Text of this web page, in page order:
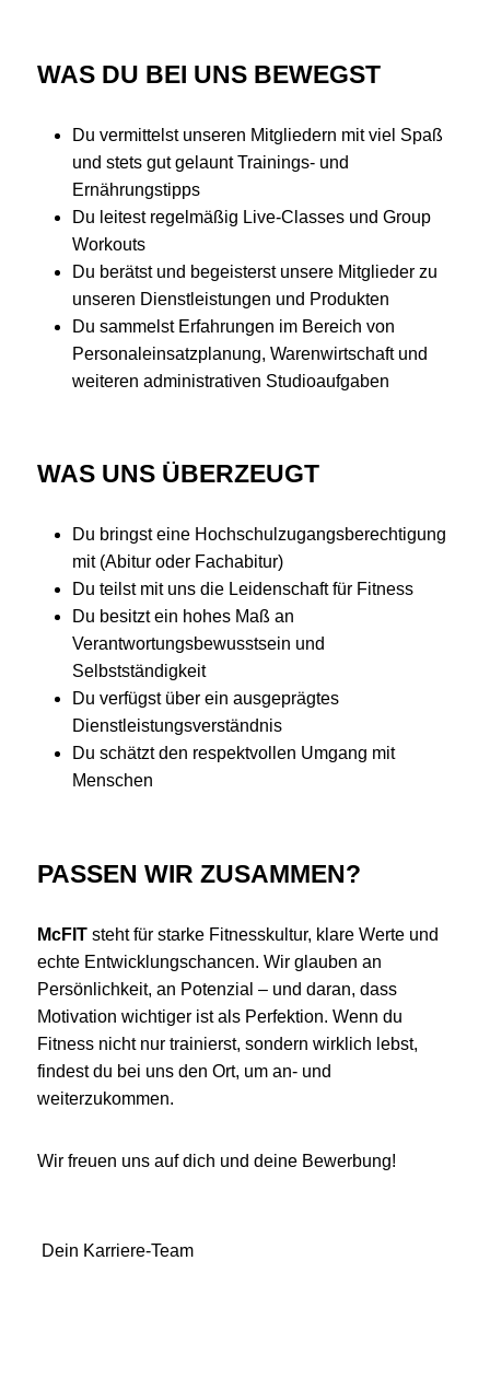
WAS DU BEI UNS BEWEGST
Du vermittelst unseren Mitgliedern mit viel Spaß
und stets gut gelaunt Trainings- und
Ernährungstipps
Du leitest regelmäßig Live-Classes und Group
Workouts
Du berätst und begeisterst unsere Mitglieder zu
unseren Dienstleistungen und Produkten
Du sammelst Erfahrungen im Bereich von
Personaleinsatzplanung, Warenwirtschaft und
weiteren administrativen Studioaufgaben
WAS UNS ÜBERZEUGT
Du bringst eine Hochschulzugangsberechtigung
mit (Abitur oder Fachabitur)
Du teilst mit uns die Leidenschaft für Fitness
Du besitzt ein hohes Maß an
Verantwortungsbewusstsein und
Selbstständigkeit
Du verfügst über ein ausgeprägtes
Dienstleistungsverständnis
Du schätzt den respektvollen Umgang mit
Menschen
PASSEN WIR ZUSAMMEN?
McFIT steht für starke Fitnesskultur, klare Werte und
echte Entwicklungschancen. Wir glauben an
Persönlichkeit, an Potenzial – und daran, dass
Motivation wichtiger ist als Perfektion. Wenn du
Fitness nicht nur trainierst, sondern wirklich lebst,
findest du bei uns den Ort, um an- und
weiterzukommen.
Wir freuen uns auf dich und deine Bewerbung!
Dein Karriere-Team